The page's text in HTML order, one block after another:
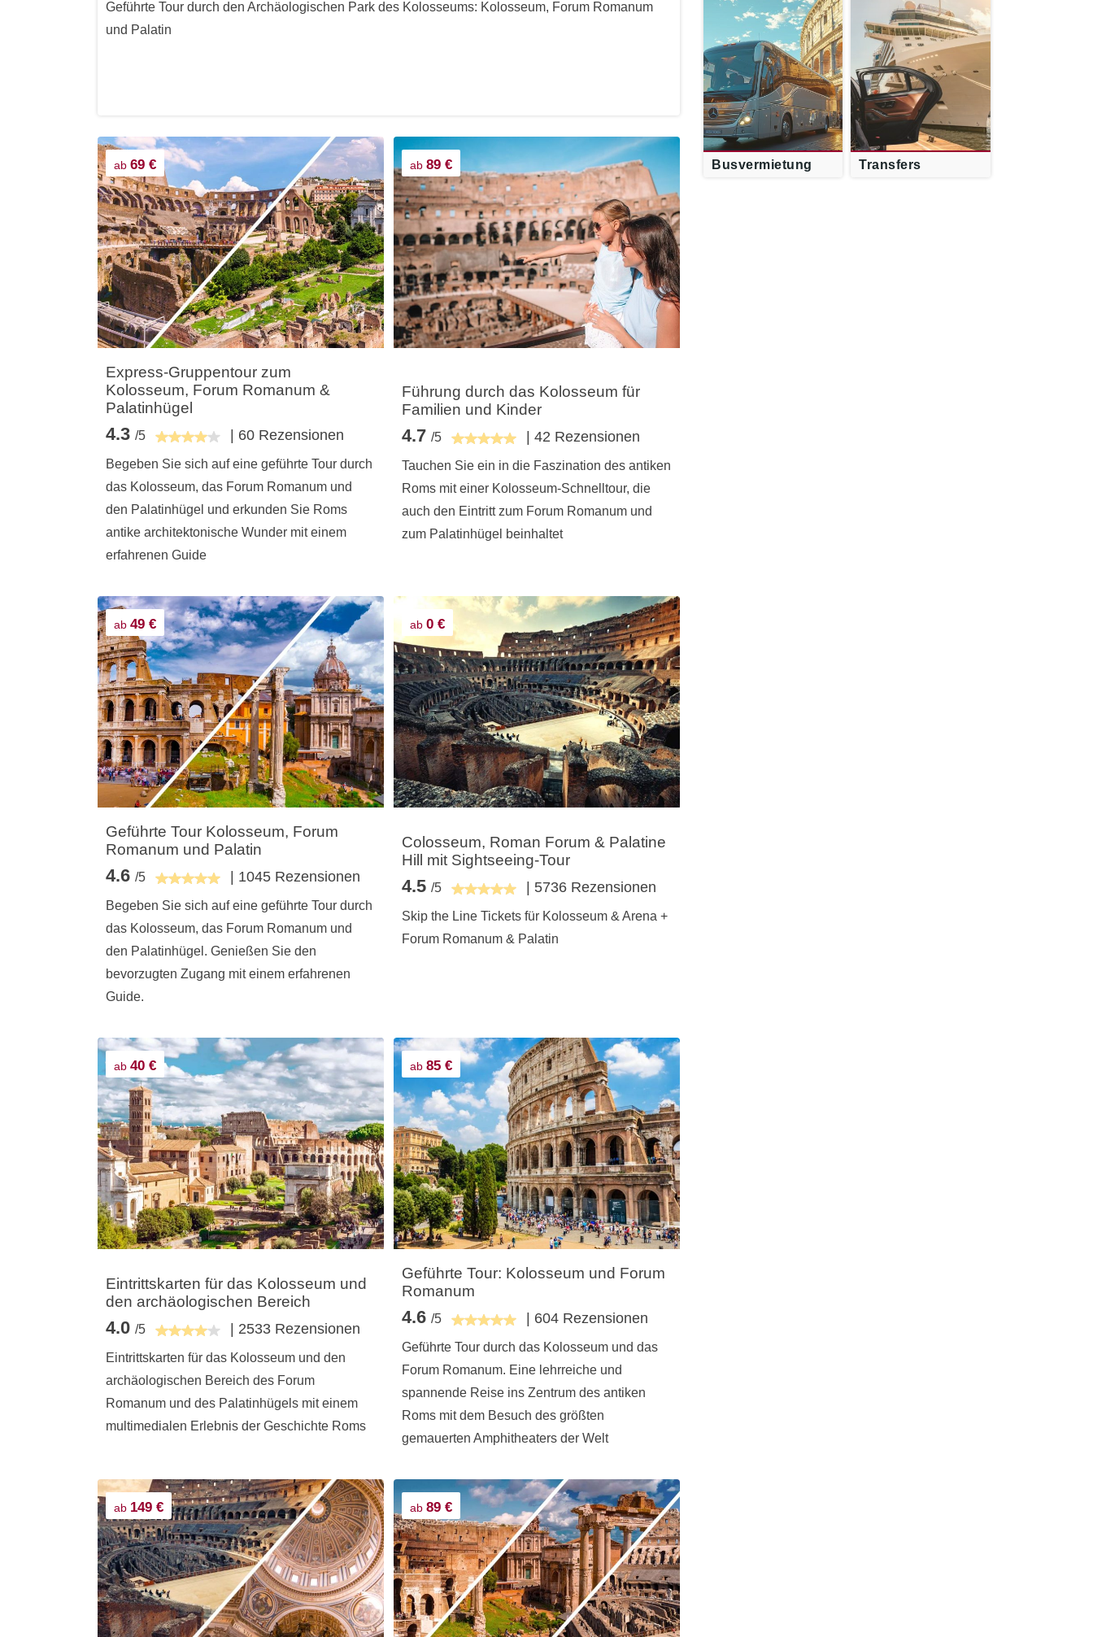
Geführte Tour durch den Archäologischen Park des Kolosseums: Kolosseum, Forum Romanum
und Palatin
ab 69 €
Express-Gruppentour zum
Kolosseum, Forum Romanum &
Palatinhügel
4.3 /5 | 60 Rezensionen
Begeben Sie sich auf eine geführte Tour durch
das Kolosseum, das Forum Romanum und
den Palatinhügel und erkunden Sie Roms
antike architektonische Wunder mit einem
erfahrenen Guide
ab89 €
Führung durch das Kolosseum für
Familien und Kinder
4.7 /5 | 42 Rezensionen
Tauchen Sie ein in die Faszination des antiken
Roms mit einer Kolosseum-Schnelltour, die
auch den Eintritt zum Forum Romanum und
zum Palatinhügel beinhaltet
ab 49 €
Geführte Tour Kolosseum, Forum
Romanum und Palatin
4.6 /5 | 1045 Rezensionen
Begeben Sie sich auf eine geführte Tour durch
das Kolosseum, das Forum Romanum und
den Palatinhügel. Genießen Sie den
bevorzugten Zugang mit einem erfahrenen
Guide.
ab0 €
Colosseum, Roman Forum & Palatine
Hill mit Sightseeing-Tour
4.5 /5 | 5736 Rezensionen
Skip the Line Tickets für Kolosseum & Arena +
Forum Romanum & Palatin
ab 40 €
Eintrittskarten für das Kolosseum und
den archäologischen Bereich
4.0 /5 | 2533 Rezensionen
Eintrittskarten für das Kolosseum und den
archäologischen Bereich des Forum
Romanum und des Palatinhügels mit einem
multimedialen Erlebnis der Geschichte Roms
ab85 €
Geführte Tour: Kolosseum und Forum
Romanum
4.6 /5 | 604 Rezensionen
Geführte Tour durch das Kolosseum und das
Forum Romanum. Eine lehrreiche und
spannende Reise ins Zentrum des antiken
Roms mit dem Besuch des größten
gemauerten Amphitheaters der Welt
ab 149 € ab89 €
Busvermietung Transfers